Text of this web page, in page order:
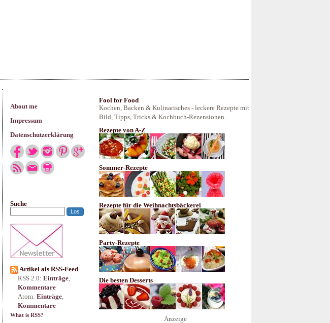
About me
Impressum
Datenschutzerklärung
Suche
Artikel als RSS-Feed
RSS 2.0: Einträge,
Kommentare
Atom: Einträge,
Kommentare
What is RSS?
Fool for Food
Kochen, Backen & Kulinarisches - leckere Rezepte mit
Bild, Tipps, Tricks & Kochbuch-Rezensionen.
Rezepte von A-Z
Sommer-Rezepte
Rezepte für die Weihnachtsbäckerei
Party-Rezepte
Die besten Desserts
Anzeige